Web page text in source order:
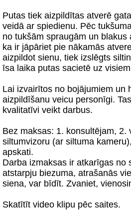
Putas tiek aizpildītas atverē
veidā ar spiedienu. Pēc
no tukšām spraugām un blakus
ka ir jāpāriet pie nākamās
aizpildot sienu, tiek izslēgts
īsa laika putas sacietē uz
Lai izvairītos no bojājumiem un
aizpildīšanu veicu personīgi.
kvalitatīvi veikt darbus.
Bez maksas: 1. konsultējam, 2.
siltumvizoru (ar siltuma
apskati.
Darba izmaksas ir atkarīgas no
atstarpju biezuma, atrašanās
siena, var bīdīt. Zvaniet,
Skatītīt video klipu pēc saites.